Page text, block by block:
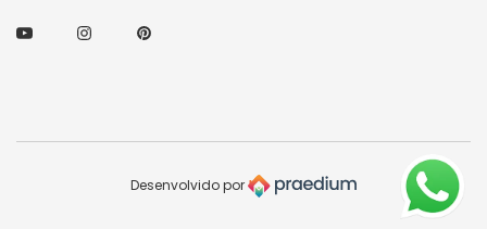
YoutubeInstagramPinterest
Desenvolvido por